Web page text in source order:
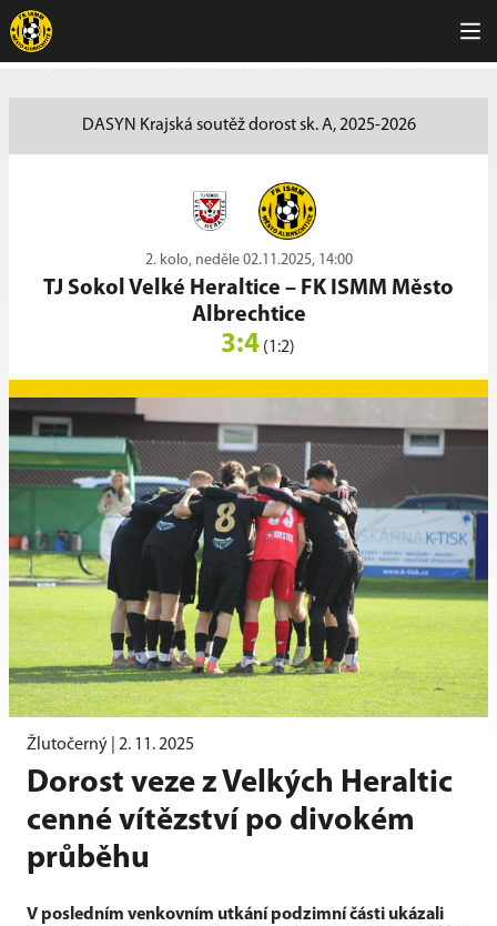
DASYN Krajská soutěž dorost sk. A, 2025-2026
2. kolo, neděle 02.11.2025, 14:00
TJ Sokol Velké Heraltice – FK ISMM Město
Albrechtice
3:4 (1:2)
Žlutočerný | 2. 11. 2025
Dorost veze z Velkých Heraltic
cenné vítězství po divokém
průběhu
V posledním venkovním utkání podzimní části ukázali